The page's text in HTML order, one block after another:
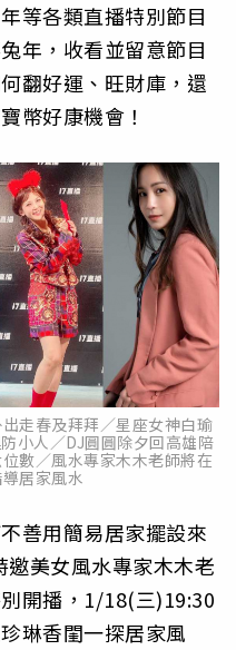
等各類直播特別節目
年，收看並留意節目
翻好運、旺財庫，還
幣好康機會！
走春及拜拜／星座女神白瑜
小人／DJ圓圓除夕回高雄陪
數／風水專家木木老師將在
居家風水
善用簡易居家擺設來
美女風水專家木木老
開播，1/18(三)19:30
琳香閨一探居家風